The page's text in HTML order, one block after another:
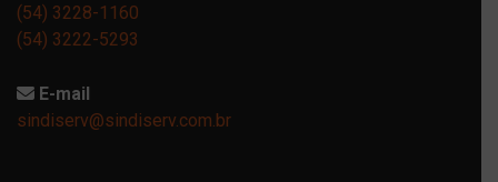
(54) 3228-1160
(54) 3222-5293
E-mail
sindiserv@sindiserv.com.br